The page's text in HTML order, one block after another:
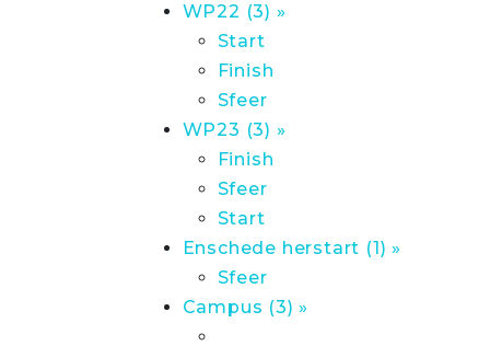
WP22 (3) »
Start
Finish
Sfeer
WP23 (3) »
Finish
Sfeer
Start
Enschede herstart (1) »
Sfeer
Campus (3) »